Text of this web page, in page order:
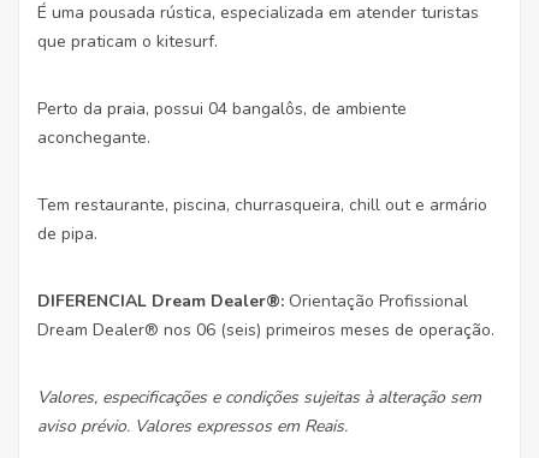
É uma pousada rústica, especializada em atender turistas
que praticam o kitesurf.
Perto da praia, possui 04 bangalôs, de ambiente
aconchegante.
Tem restaurante, piscina, churrasqueira, chill out e armário
de pipa.
DIFERENCIAL Dream Dealer®: Orientação Profissional
Dream Dealer® nos 06 (seis) primeiros meses de operação.
Valores, especificações e condições sujeitas à alteração sem
aviso prévio. Valores expressos em Reais.